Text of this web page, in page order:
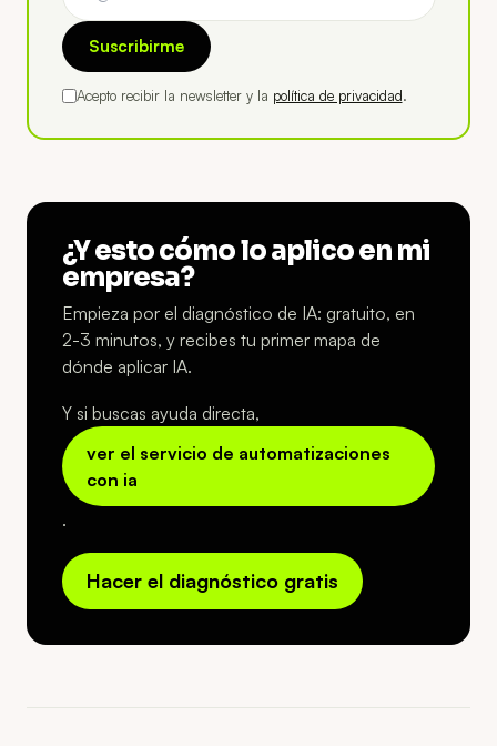
Suscribirme
Acepto recibir la newsletter y la política de privacidad.
¿Y esto cómo lo aplico en mi
empresa?
Empieza por el diagnóstico de IA: gratuito, en
2-3 minutos, y recibes tu primer mapa de
dónde aplicar IA.
Y si buscas ayuda directa,
ver el servicio de automatizaciones
con ia
.
Hacer el diagnóstico gratis